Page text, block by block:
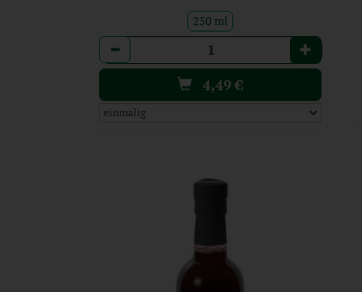
250 ml
Anzahl
4,49€